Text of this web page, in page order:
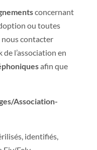
concernant
ou toutes
nous contacter
l’association en
afin que
Association-
identifiés,